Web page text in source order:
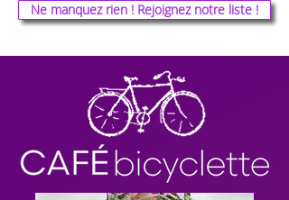
Ne manquez rien ! Rejoignez notre liste !